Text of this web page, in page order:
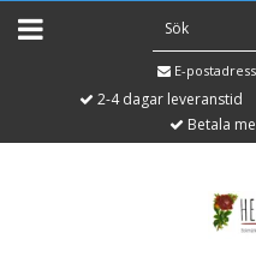
E-
2-4 dagar leveranstid
Betala